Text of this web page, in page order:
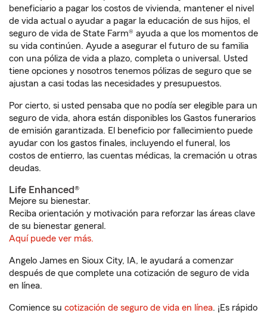
beneficiario a pagar los costos de vivienda, mantener el nivel
de vida actual o ayudar a pagar la educación de sus hijos, el
seguro de vida de State Farm® ayuda a que los momentos de
su vida continúen. Ayude a asegurar el futuro de su familia
con una póliza de vida a plazo, completa o universal. Usted
tiene opciones y nosotros tenemos pólizas de seguro que se
ajustan a casi todas las necesidades y presupuestos.
Por cierto, si usted pensaba que no podía ser elegible para un
seguro de vida, ahora están disponibles los Gastos funerarios
de emisión garantizada. El beneficio por fallecimiento puede
ayudar con los gastos finales, incluyendo el funeral, los
costos de entierro, las cuentas médicas, la cremación u otras
deudas.
Life Enhanced®
Mejore su bienestar.
Reciba orientación y motivación para reforzar las áreas clave
de su bienestar general.
Aquí puede ver más.
Angelo James en Sioux City, IA, le ayudará a comenzar
después de que complete una cotización de seguro de vida
en línea.
Comience su cotización de seguro de vida en línea. ¡Es rápido